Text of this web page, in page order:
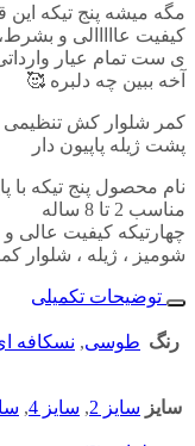
مگه میشه پنج تیکه
کیفیت عااااالی و بشرط،
ی ست تمام عیار
آخه ببین چه دلبره 🥰
کمر شلوار کش تنظیمی
پشت ژیله پاپیون دار
نام محصول پنج تیکه با
مناسب 2 تا 8 ساله
چهارتیکه کیفیت عالی
شومیز ، ژیله ، شلوار
توضیحات تکمیلی
رنگ طوسی, نسکافه
سایز سایز 2 , سایز 4 ,